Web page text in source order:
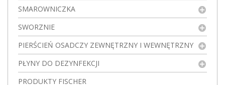
SMAROWNICZKA
SWORZNIE
PIERŚCIEŃ OSADCZY ZEWNĘTRZNY I WEWNĘTRZNY
PŁYNY DO DEZYNFEKCJI
PRODUKTY FISCHER